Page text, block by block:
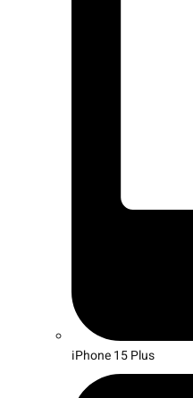
iPhone 15 Plus